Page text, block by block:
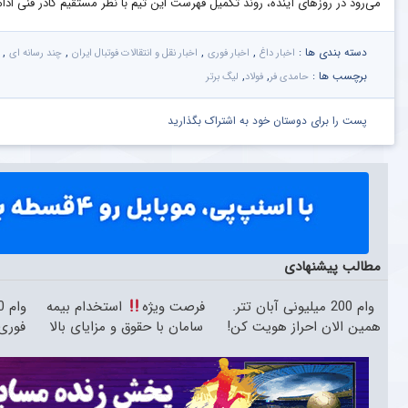
دسته بندی ها : اخبار داغ , اخبار فوری , اخبار نقل و انتقالات فوتبال ایران , چند رسانه ای ,
برچسب ها : حامدی فر, فولاد, لیگ برتر
پست را برای دوستان خود به اشتراک بگذارید
مطالب پیشنهادی
وام 200 میلیونی آبان تتر.
همین الان احراز هویت کن!
فرصت ویژه
استخدام بیمه
سامان با حقوق و مزایای بالا